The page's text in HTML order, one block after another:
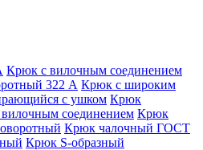
Крюк с вилочным соединением
322 А Крюк с широким
с ушком Крюк
соединением Крюк
Крюк чалочный ГОСТ
Крюк S-образный